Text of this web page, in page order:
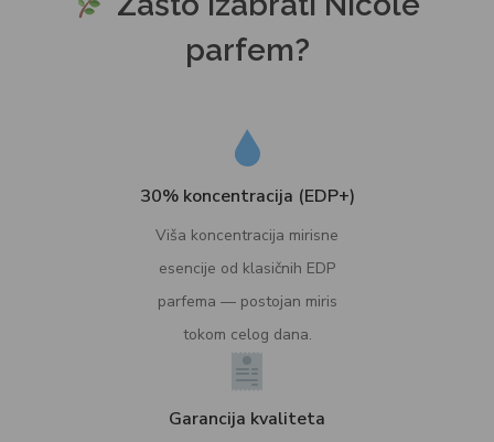
parfem?
30% koncentracija (EDP+)
Viša koncentracija mirisne
esencije od klasičnih EDP
parfema — postojan miris
tokom celog dana.
Garancija kvaliteta